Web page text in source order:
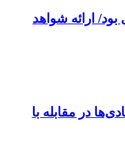
ارائه شواهد
در مقابله با